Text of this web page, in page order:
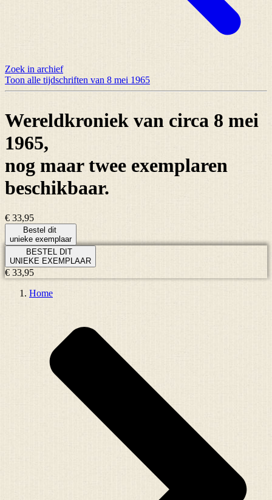
Zoek in archief
Toon alle tijdschriften van 8 mei 1965
Wereldkroniek van circa 8 mei
1965,
nog maartwee exemplaren
beschikbaar.
€ 33,95
Bestel dit
unieke exemplaar
BESTEL DIT
UNIEKE EXEMPLAAR
€ 33,95
Home